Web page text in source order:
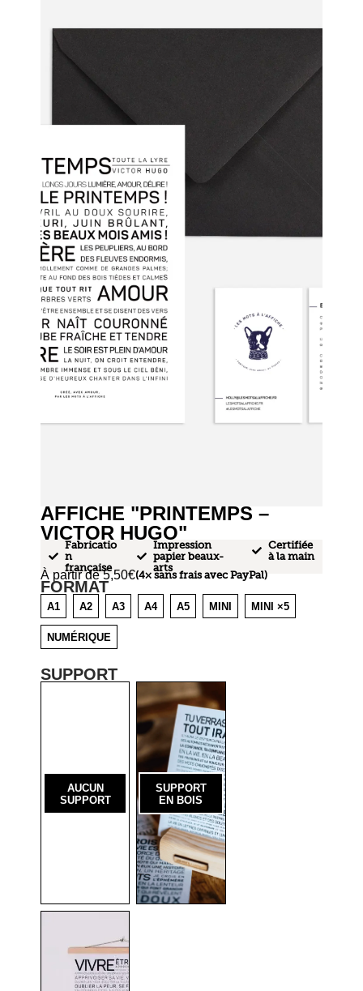
AFFICHE "PRINTEMPS –
VICTOR HUGO"
Fabricatio
n
française
Impression
papier beaux-
arts
Certifiée
à la main
À partir de5,50€(4× sans frais avec PayPal)
FORMAT
A1 A2 A3 A4 A5 MINI MINI ×5
NUMÉRIQUE
SUPPORT
AUCUN
SUPPORT
SUPPORT
EN BOIS